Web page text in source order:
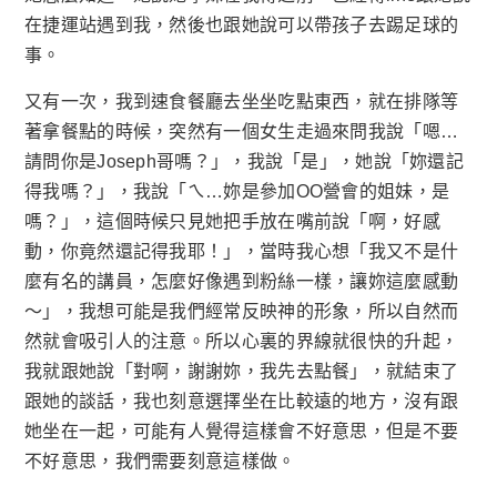
在捷運站遇到我，然後也跟她說可以帶孩子去踢足球的
事。
又有一次，我到速食餐廳去坐坐吃點東西，就在排隊等
著拿餐點的時候，突然有一個女生走過來問我說「嗯…
請問你是Joseph哥嗎？」，我說「是」，她說「妳還記
得我嗎？」，我說「ㄟ…妳是參加OO營會的姐妹，是
嗎？」，這個時候只見她把手放在嘴前說「啊，好感
動，你竟然還記得我耶！」，當時我心想「我又不是什
麼有名的講員，怎麼好像遇到粉絲一樣，讓妳這麼感動
～」，我想可能是我們經常反映神的形象，所以自然而
然就會吸引人的注意。所以心裏的界線就很快的升起，
我就跟她說「對啊，謝謝妳，我先去點餐」，就結束了
跟她的談話，我也刻意選擇坐在比較遠的地方，沒有跟
她坐在一起，可能有人覺得這樣會不好意思，但是不要
不好意思，我們需要刻意這樣做。